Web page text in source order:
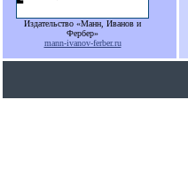
Издательство «Манн, Иванов и
Фербер»
mann-ivanov-ferber.ru